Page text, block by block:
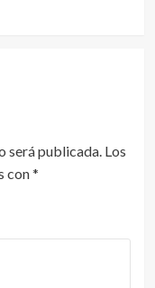
será publicada. Los
con*